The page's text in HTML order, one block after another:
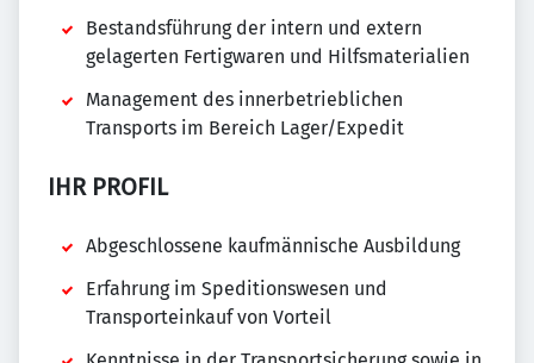
Bestandsführung der intern und extern
gelagerten Fertigwaren und Hilfsmaterialien
Management des innerbetrieblichen
Transports im Bereich Lager/Expedit
IHR PROFIL
Abgeschlossene kaufmännische Ausbildung
Erfahrung im Speditionswesen und
Transporteinkauf von Vorteil